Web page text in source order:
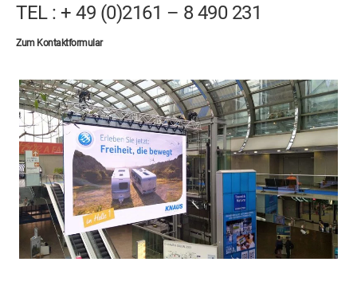
TEL : + 49 (0)2161 – 8 490 231
Zum Kontaktformular